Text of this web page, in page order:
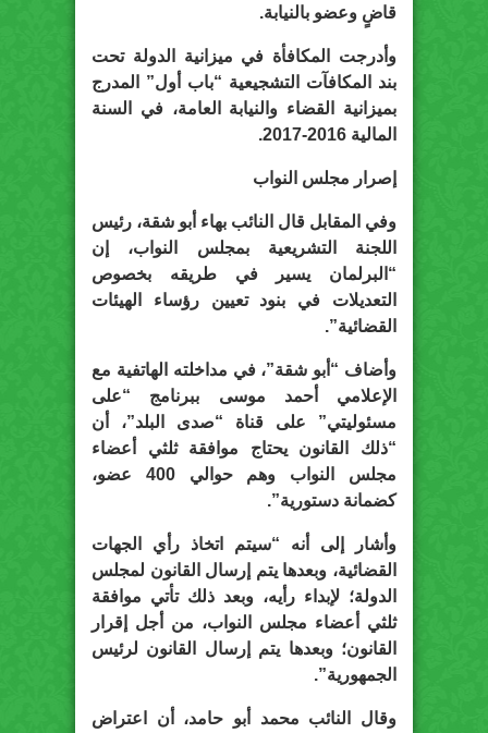
قاضٍ وعضو بالنيابة.
وأدرجت المكافأة في ميزانية الدولة تحت
بند المكافآت التشجيعية “باب أول” المدرج
بميزانية القضاء والنيابة العامة، في السنة
المالية 2016-2017.
إصرار مجلس النواب
وفي المقابل قال النائب بهاء أبو شقة، رئيس
اللجنة التشريعية بمجلس النواب، إن
“البرلمان يسير في طريقه بخصوص
التعديلات في بنود تعيين رؤساء الهيئات
القضائية”.
وأضاف “أبو شقة”، في مداخلته الهاتفية مع
الإعلامي أحمد موسى ببرنامج “على
مسئوليتي” على قناة “صدى البلد”، أن
“ذلك القانون يحتاج موافقة ثلثي أعضاء
مجلس النواب وهم حوالي 400 عضو،
كضمانة دستورية”.
وأشار إلى أنه “سيتم اتخاذ رأي الجهات
القضائية، وبعدها يتم إرسال القانون لمجلس
الدولة؛ لإبداء رأيه، وبعد ذلك تأتي موافقة
ثلثي أعضاء مجلس النواب، من أجل إقرار
القانون؛ وبعدها يتم إرسال القانون لرئيس
الجمهورية”.
وقال النائب محمد أبو حامد، أن اعتراض